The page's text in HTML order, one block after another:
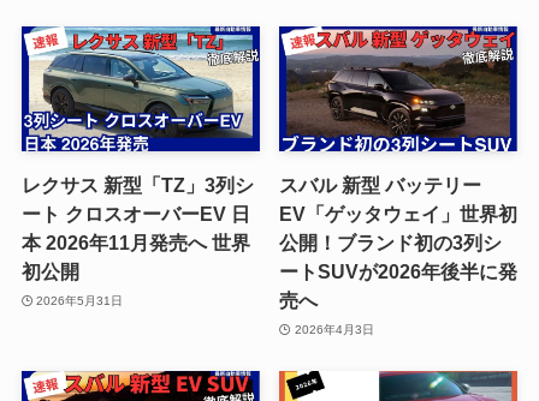
レクサス 新型「TZ」3列シ
ート クロスオーバーEV 日
本 2026年11月発売へ 世界
初公開
2026年5月31日
スバル 新型 バッテリー
EV「ゲッタウェイ」世界初
公開！ブランド初の3列シ
ートSUVが2026年後半に発
売へ
2026年4月3日